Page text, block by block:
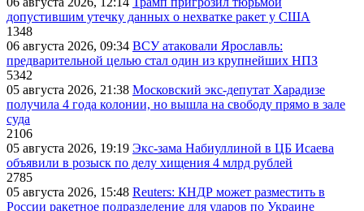
допустившим утечку данных о нехватке ракет у США
1348
06 августа 2026, 09:34 ВСУ атаковали Ярославль:
предварительной целью стал один из крупнейших НПЗ
5342
05 августа 2026, 21:38 Московский экс-депутат Харадизе
получила 4 года колонии, но вышла на свободу прямо в зале
суда
2106
05 августа 2026, 19:19 Экс-зама Набиуллиной в ЦБ Исаева
объявили в розыск по делу хищения 4 млрд рублей
2785
05 августа 2026, 15:48 Reuters: КНДР может разместить в
России ракетное подразделение для ударов по Украине